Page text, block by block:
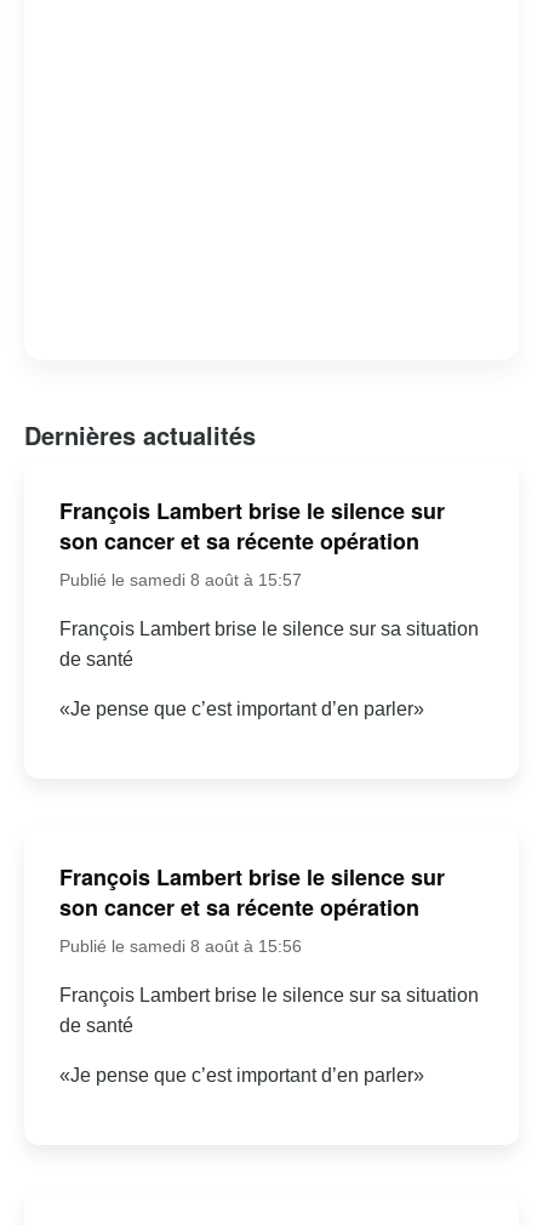
Dernières actualités
François Lambert brise le silence sur
son cancer et sa récente opération
Publié le samedi 8 août à 15:57
François Lambert brise le silence sur sa situation
de santé
«Je pense que c’est important d’en parler»
François Lambert brise le silence sur
son cancer et sa récente opération
Publié le samedi 8 août à 15:56
François Lambert brise le silence sur sa situation
de santé
«Je pense que c’est important d’en parler»